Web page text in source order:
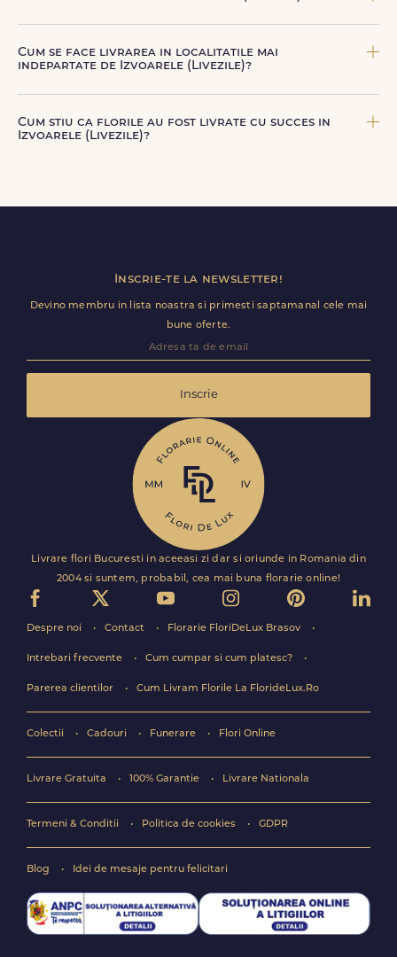
De la clasicii trandafiri, la flori de sezon si soiuri exotice,
parteneri de incredere, pentru a asigura manipulare
corecta, punctualitate si o experienta premium la livrare.
Cum se face livrarea in localitatile mai
indepartate de Izvoarele (Livezile)?
nostri dedicati sau ai optiunea de livrare la cutie, prin
firma de curierat, cu un cost mai avantajos si ambalare
Cum stiu ca florile au fost livrate cu succes in
Izvoarele (Livezile)?
confirma ca buchetul a ajuns la destinatar in Izvoarele
Inscrie-te la newsletter!
Devino membru in lista noastra si primesti saptamanal cele mai
bune oferte.
Inscrie
Livrare flori Bucuresti in aceeasi zi dar si oriunde in Romania din
2004 si suntem, probabil, cea mai buna florarie online!
Despre noi Contact Florarie FloriDeLux Brasov
Intrebari frecvente Cum cumpar si cum platesc?
Parerea clientilor Cum Livram Florile La FlorideLux.Ro
Colectii Cadouri Funerare Flori Online
Livrare Gratuita 100% Garantie Livrare Nationala
Termeni & Conditii Politica de cookies GDPR
Blog Idei de mesaje pentru felicitari